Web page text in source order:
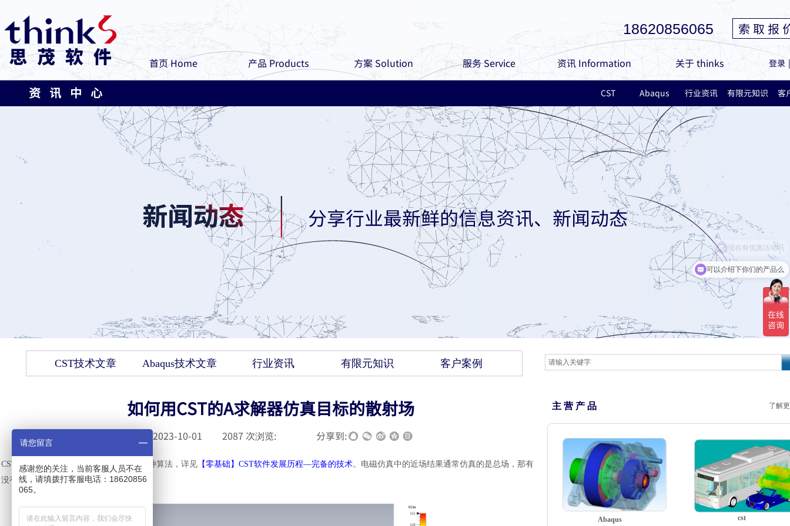
18620856065
登录 |
索 取 报
首页 Home 产品 Products 方案 Solution 服务 Service 资讯 Information 关于 thinks
分享行业最新鲜的信息资讯、新闻动态
资 讯 中 心 CST Abaqus 行业资讯 有限元知识 客
CST技术文章 Abaqus技术文章 行业资讯 有限元知识 客户案例
如何用CST的A求解器仿真目标的散射场
发布时间 :2023-10-01 2087 次浏览: 分享到:
CST完备的技术在微波工作室里包含了各种算法，详见 【零基础】 CST软件发展历程—完备的技术。电磁仿真中的近场结果通常仿真的是总场，那有
没有办法仅仅只得到散射场呢？
主 营 产 品 了解
cst
Abaqus
可以介绍下你们的产品么
现在有优惠活动吗
请您留言
感谢您的关注，当前客服人员不在
线，请填拨打客服电话：18620856
065。